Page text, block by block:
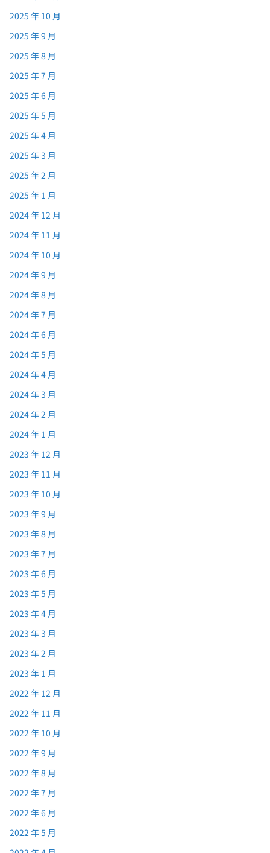
2025 年 10 月
2025 年 9 月
2025 年 8 月
2025 年 7 月
2025 年 6 月
2025 年 5 月
2025 年 4 月
2025 年 3 月
2025 年 2 月
2025 年 1 月
2024 年 12 月
2024 年 11 月
2024 年 10 月
2024 年 9 月
2024 年 8 月
2024 年 7 月
2024 年 6 月
2024 年 5 月
2024 年 4 月
2024 年 3 月
2024 年 2 月
2024 年 1 月
2023 年 12 月
2023 年 11 月
2023 年 10 月
2023 年 9 月
2023 年 8 月
2023 年 7 月
2023 年 6 月
2023 年 5 月
2023 年 4 月
2023 年 3 月
2023 年 2 月
2023 年 1 月
2022 年 12 月
2022 年 11 月
2022 年 10 月
2022 年 9 月
2022 年 8 月
2022 年 7 月
2022 年 6 月
2022 年 5 月